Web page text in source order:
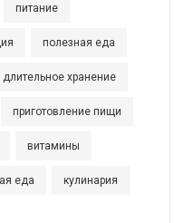
питание
полезная еда
длительное хранение
приготовление пищи
витамины
еда кулинария